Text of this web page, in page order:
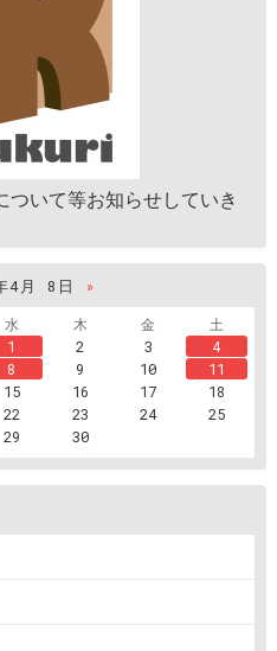
ついて等お知らせしていき
4月 8日
»
水 木 金
土
1
2 3
4
8 9 10
11
15 16 17
18
22 23 24
25
29 30